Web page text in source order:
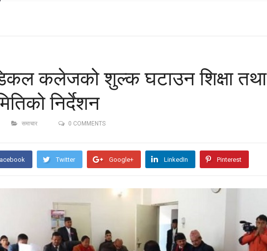
कलेजको शुल्क घटाउन शिक्षा तथा
निर्देशन
समाचार 0 COMMENTS
Twitter Google+ LinkedIn Pinterest